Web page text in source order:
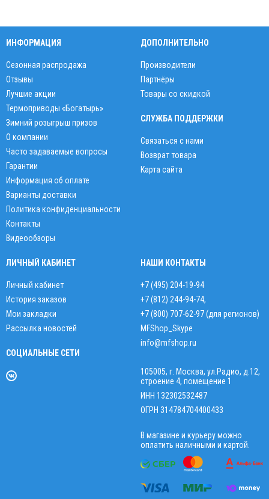
ИНФОРМАЦИЯ
Сезонная распродажа
Отзывы
Лучшие акции
Термоприводы «Богатырь»
Зимний розыгрыш призов
О компании
Часто задаваемые вопросы
Гарантии
Информация об оплате
Варианты доставки
Политика конфиденциальности
Контакты
Видеообзоры
ДОПОЛНИТЕЛЬНО
Производители
Партнёры
Товары со скидкой
СЛУЖБА ПОДДЕРЖКИ
Связаться с нами
Возврат товара
Карта сайта
ЛИЧНЫЙ КАБИНЕТ
Личный кабинет
История заказов
Мои закладки
Рассылка новостей
СОЦИАЛЬНЫЕ СЕТИ
НАШИ КОНТАКТЫ
+7 (495) 204-19-94
+7 (812) 244-94-74,
+7 (800) 707-62-97 (для регионов)
MFShop_Skype
info@mfshop.ru
105005, г. Москва, ул.Радио, д.12,
строение 4, помещение 1
ИНН 132302532487
ОГРН 314784704400433
В магазине и курьеру можно
оплатить наличными и картой.